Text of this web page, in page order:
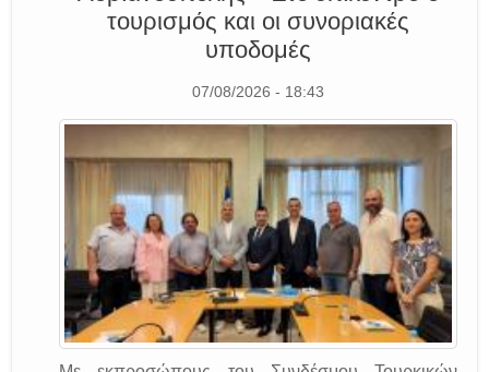
τουρισμός και οι συνοριακές
υποδομές
07/08/2026 - 18:43